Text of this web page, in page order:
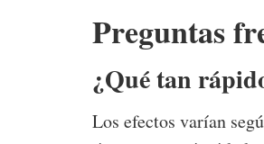
Preguntas
¿Qué tan
Los efectos varían